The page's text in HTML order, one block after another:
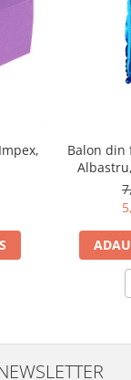
Balon din